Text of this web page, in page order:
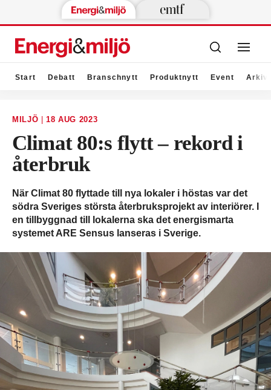
Start Debatt Branschnytt Produktnytt Event Arkiv
MILJÖ 18 AUG 2023
Climat 80:s flytt – rekord i
återbruk
När Climat 80 flyttade till nya lokaler i höstas var det
södra Sveriges största återbruksprojekt av interiörer. I
en tillbyggnad till lokalerna ska det energi­smarta
systemet ARE Sensus lanseras i Sverige.